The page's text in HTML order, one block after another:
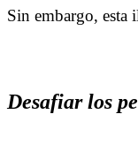
Sin embargo, esta
Desafiar los